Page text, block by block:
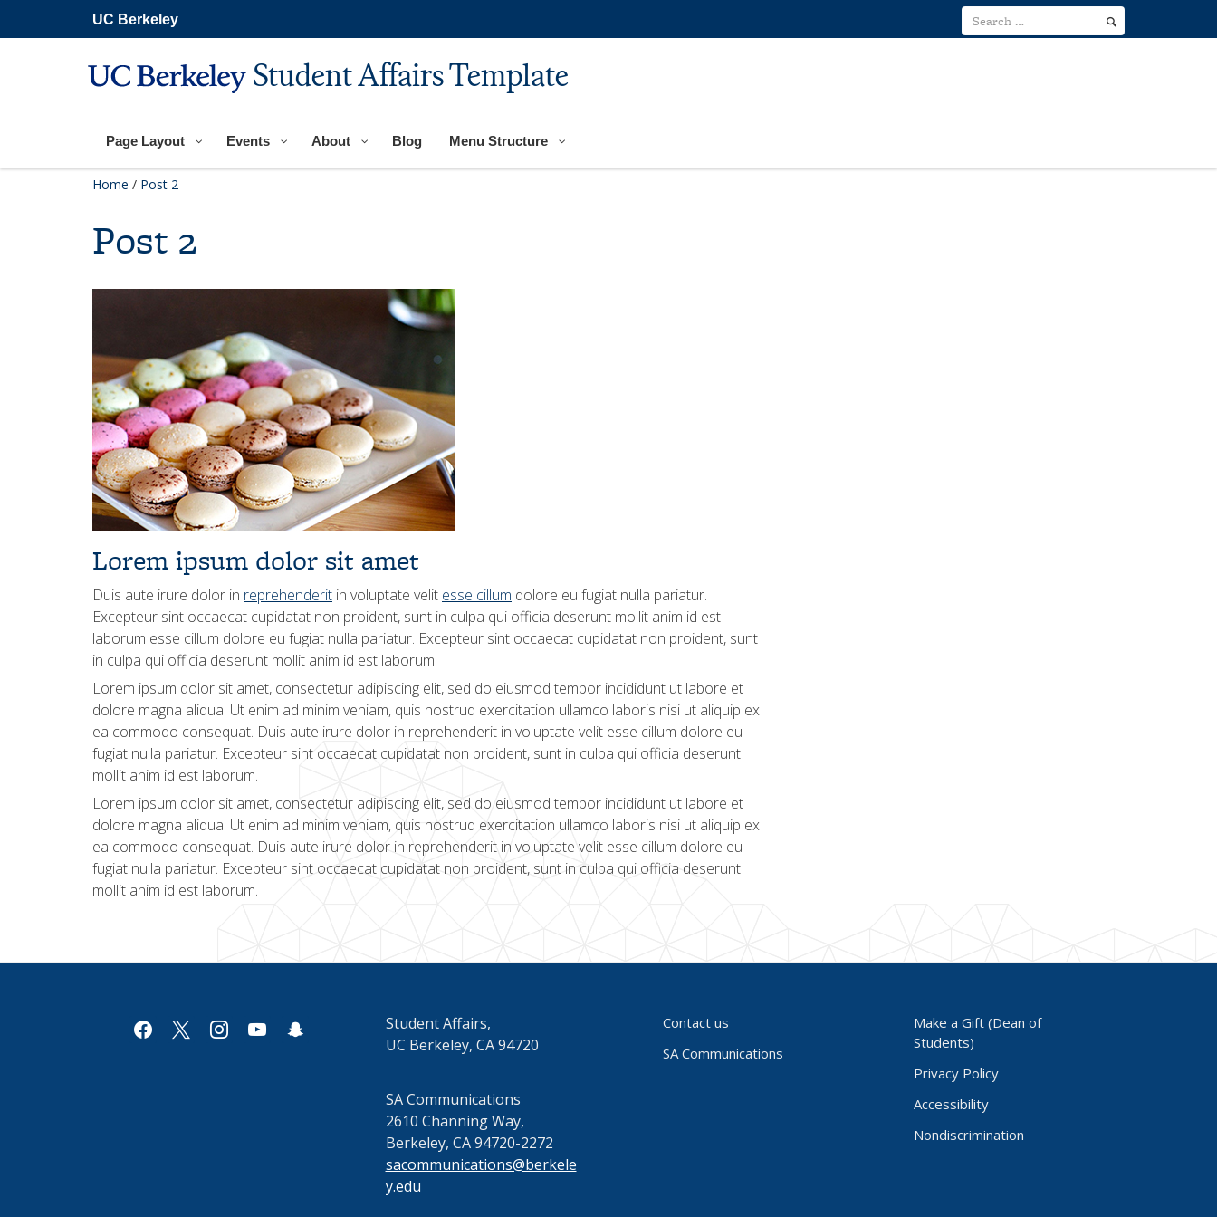
main
UC Berkeley
Student Affairs Template
Page Layout Events About Blog Menu Structure
Home / Post 2
Post 2
Lorem ipsum dolor sit amet
Duis aute irure dolor in reprehenderit in voluptate velit esse cillum dolore eu fugiat nulla pariatur.
Excepteur sint occaecat cupidatat non proident, sunt in culpa qui officia deserunt mollit anim id est
laborum esse cillum dolore eu fugiat nulla pariatur. Excepteur sint occaecat cupidatat non proident, sunt
in culpa qui officia deserunt mollit anim id est laborum.
Lorem ipsum dolor sit amet, consectetur adipiscing elit, sed do eiusmod tempor incididunt ut labore et
dolore magna aliqua. Ut enim ad minim veniam, quis nostrud exercitation ullamco laboris nisi ut aliquip ex
ea commodo consequat. Duis aute irure dolor in reprehenderit in voluptate velit esse cillum dolore eu
fugiat nulla pariatur. Excepteur sint occaecat cupidatat non proident, sunt in culpa qui officia deserunt
mollit anim id est laborum.
Lorem ipsum dolor sit amet, consectetur adipiscing elit, sed do eiusmod tempor incididunt ut labore et
dolore magna aliqua. Ut enim ad minim veniam, quis nostrud exercitation ullamco laboris nisi ut aliquip ex
ea commodo consequat. Duis aute irure dolor in reprehenderit in voluptate velit esse cillum dolore eu
fugiat nulla pariatur. Excepteur sint occaecat cupidatat non proident, sunt in culpa qui officia deserunt
mollit anim id est laborum.
facebook
x instagramyoutubesnapchat
Student Affairs,
UC Berkeley, CA 94720
SA Communications
2610 Channing Way,
Berkeley, CA 94720-2272
sacommunications@berkele
y.edu
Contact us
SA Communications
Make a Gift (Dean of
Students)
Privacy Policy
Accessibility
Nondiscrimination